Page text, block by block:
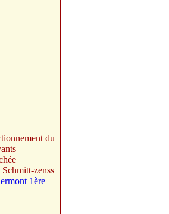
du
zenss
1ère